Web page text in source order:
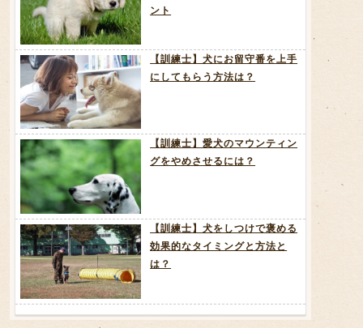
ント
【訓練士】犬にお留守番を上手
にしてもらう方法は？
【訓練士】愛犬のマウンティン
グをやめさせるには？
【訓練士】犬をしつけで褒める
効果的なタイミングと方法と
は？